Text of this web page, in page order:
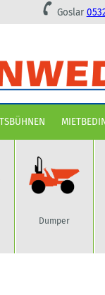
Goslar
Dumper